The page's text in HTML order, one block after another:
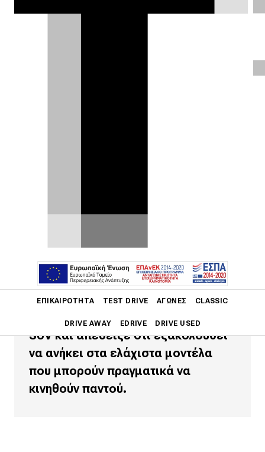
ΕΠΙΚΑΙΡΌΤΗΤΑ TEST DRIVE ΑΓΏΝΕΣ CLASSIC
DRIVE AWAY EDRIVE DRIVE USED
Main navigation
Επικαιρότητα
Νέα μοντέλα
Defender θυμάται τι
πραγματικά είναι
Στο Iaveris Park, το Defender άφησε
πίσω του τον ρόλο του πολυτελούς
SUV και απέδειξε ότι εξακολουθεί
να ανήκει στα ελάχιστα μοντέλα
που μπορούν πραγματικά να
κινηθούν παντού.